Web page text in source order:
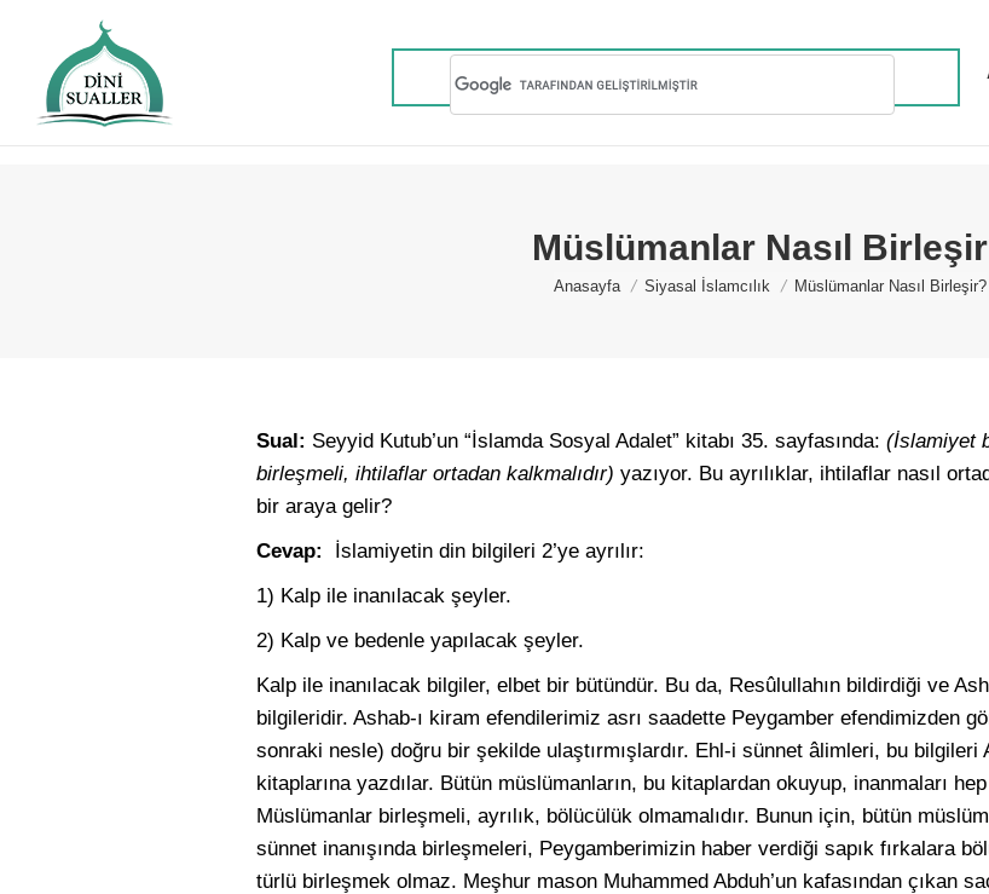
Müslümanlar Nasıl
You are here:
Anasayfa Siyasal İslamcılık Müslümanlar Nasıl Birleşir?
Sual: Seyyid Kutub’un “İslamda Sosyal Adalet” kitabı 35. sayfasında: (İslamiyet
birleşmeli, ihtilaflar ortadan kalkmalıdır) yazıyor. Bu ayrılıklar, ihtilaflar nasıl
bir araya gelir?
Cevap:
İslamiyetin din bilgileri 2’ye ayrılır:
1) Kalp ile inanılacak şeyler.
2) Kalp ve bedenle yapılacak şeyler.
Kalp ile inanılacak bilgiler, elbet bir bütündür. Bu da, Resûlullahın bildirdiği ve
bilgileridir. Ashab-ı kiram efendilerimiz asrı saadette Peygamber efendimizden
sonraki nesle) doğru bir şekilde ulaştırmışlardır. Ehl-i sünnet âlimleri, bu bilgileri
kitaplarına yazdılar. Bütün müslümanların, bu kitaplardan okuyup, inanmaları
Müslümanlar birleşmeli, ayrılık, bölücülük olmamalıdır. Bunun için, bütün
sünnet inanışında birleşmeleri, Peygamberimizin haber verdiği sapık fırkalara
türlü birleşmek olmaz. Meşhur mason Muhammed Abduh’un kafasından çıkan